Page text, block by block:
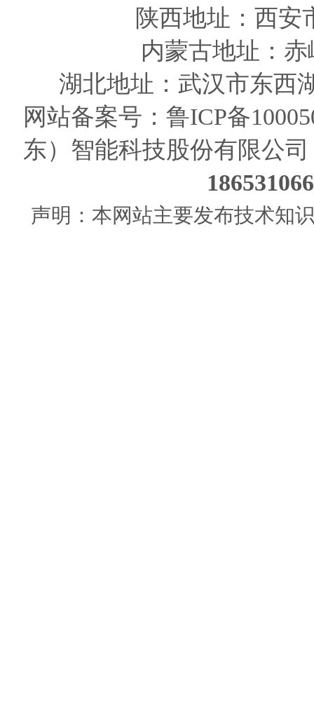
陕西地址 ：西
内蒙古地址：
湖北地址：武汉市东西
网站备案号： 鲁ICP备
东）智能科技股份有限公司
声明：本网站主要发布技术知